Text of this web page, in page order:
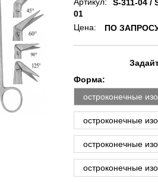
Артикул:
S-311-04 /
01
Цена:
ПО
Форма:
остроконечные
остроконечные
остроконечные
остроконечные